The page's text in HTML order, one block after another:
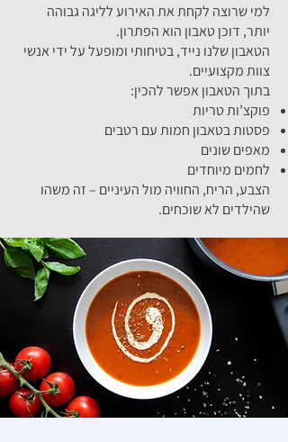
למי שרוצה לקחת את האירוע לליגה גבוהה
יותר, דוכן טאבון הוא הפתרון.
הטאבון שלנו נייד, בטיחותי ומופעל על ידי אנשי
צוות מקצועיים.
בתוך הטאבון אפשר להכין:
פוקצ’ות טריות
פסטות בטאבון חמות עם רטבים
מאפים שונים
לחמים מיוחדים
הצבע, הריח, החוויה מול העיניים – זה משהו
שהילדים לא שוכחים.